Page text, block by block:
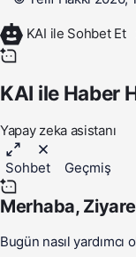
KAI ile Sohbet Et
KAI ile Haber
Yapay zeka asistanı
Sohbet Geçmiş
Merhaba,
Bugün nasıl yardımcı